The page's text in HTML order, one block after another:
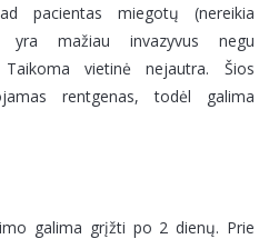
pacientas miegotų (nereikia
yra mažiau invazyvus negu
Taikoma vietinė nejautra. Šios
rentgenas, todėl galima
galima grįžti po 2 dienų. Prie